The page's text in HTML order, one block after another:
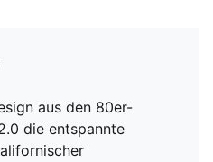
Gummi; Obermaterial:
aus den 80er-
die entspannte